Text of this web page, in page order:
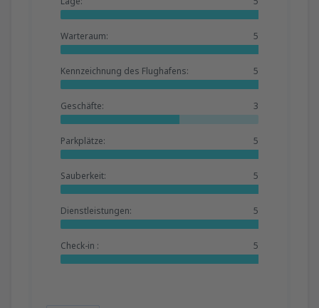
Warteraum: 5
Kennzeichnung des Flughafens: 5
Geschäfte: 3
Parkplätze: 5
Sauberkeit: 5
Dienstleistungen: 5
Check-in : 5